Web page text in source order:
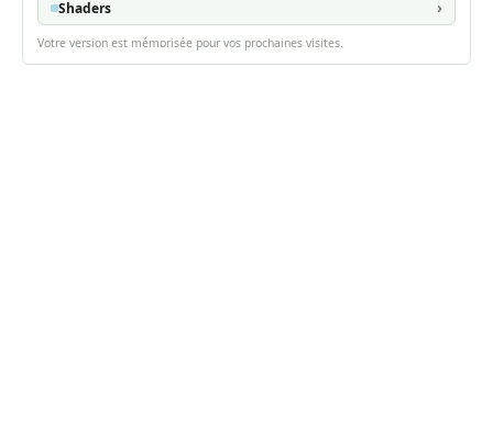
Shaders
Votre version est mémorisée pour vos prochaines visites.